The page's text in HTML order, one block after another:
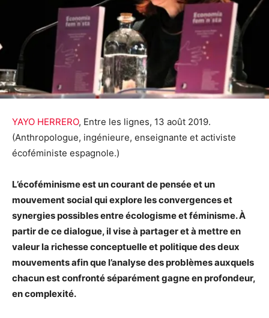
YAYO HERRERO, Entre les lignes, 13 août 2019.
(Anthropologue, ingénieure, enseignante et activiste
écoféministe espagnole.)
L’écoféminisme est un courant de pensée et un
mouvement social qui explore les convergences et
synergies possibles entre écologisme et féminisme. À
partir de ce dialogue, il vise à partager et à mettre en
valeur la richesse conceptuelle et politique des deux
mouvements afin que l’analyse des problèmes auxquels
chacun est confronté séparément gagne en profondeur,
en complexité.